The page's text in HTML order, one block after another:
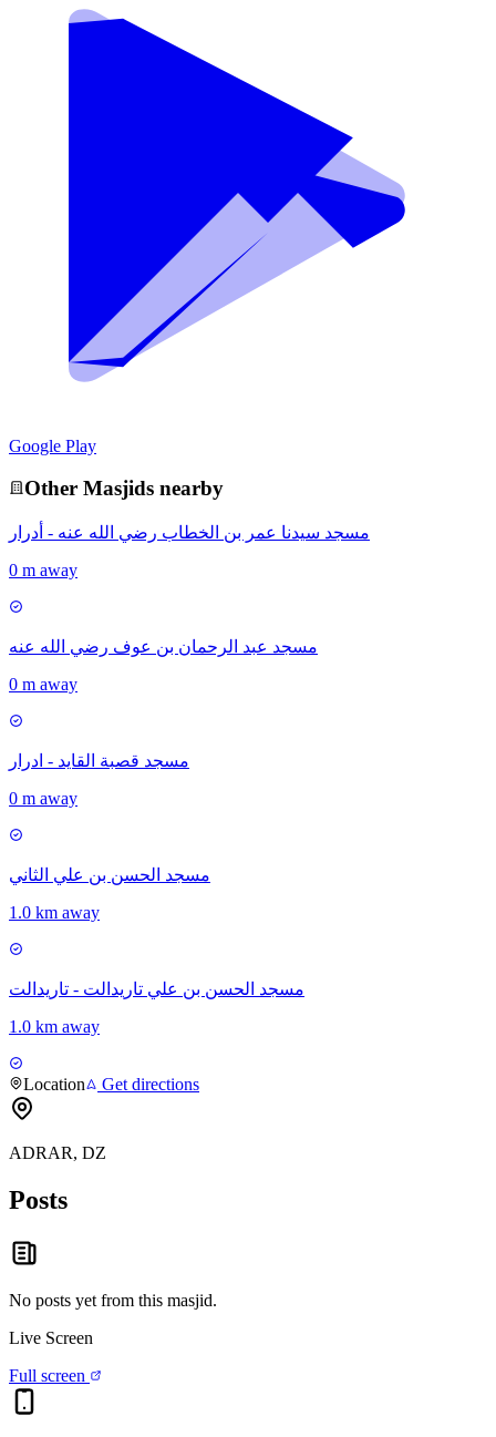
Google Play
Other Masjids nearby
مسجد سيدنا عمر بن الخطاب رضي الله عنه - أدرار
0 m away
مسجد عبد الرحمان بن عوف رضي الله عنه
0 m away
مسجد قصبة القايد - ادرار
0 m away
مسجد الحسن بن علي الثاني
1.0 km away
مسجد الحسن بن علي تاريدالت - تاريدالت
1.0 km away
Location Get directions
ADRAR, DZ
Posts
No posts yet from this masjid.
Live Screen
Full screen